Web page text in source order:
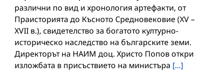
различни по вид и хронология артефакти, от
Праисторията до Късното Средновековие (XV –
XVII в.), свидетелство за богатото културно-
историческо наследство на българските земи.
Директорът на НАИМ доц. Христо Попов откри
изложбата в присъствието на министъра [...]